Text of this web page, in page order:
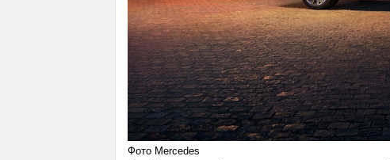
Фото Mercedes